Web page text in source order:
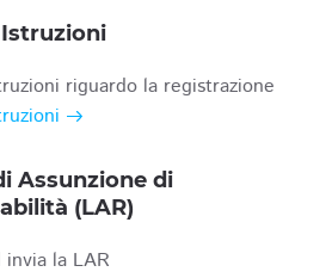
riguardo la registrazione
Assunzione di
(LAR)
la LAR